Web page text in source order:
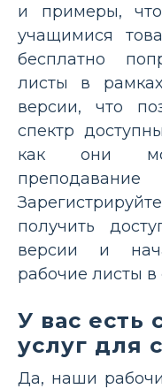
и примеры,
учащимися
бесплатно
листы в
версии, что
спектр
как они
получить
версии и
рабочие листы в
У вас есть
услуг для
Да, наши